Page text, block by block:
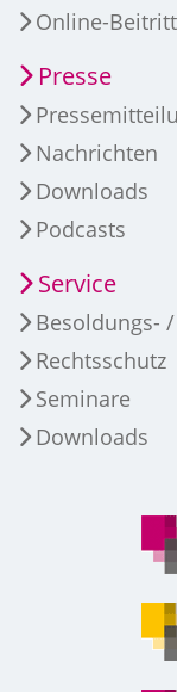
Online-Beitritt
Presse
Nachrichten
Downloads
Podcasts
Service
Besoldungs-
Rechtsschutz
Seminare
Downloads